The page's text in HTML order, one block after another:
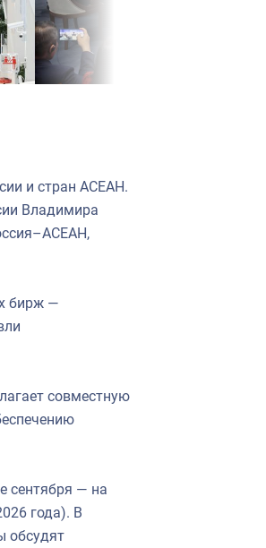
и стран АСЕАН.
Владимира
бирж —
совместную
сентября — на
года). В
обсудят